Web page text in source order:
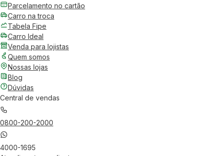
Parcelamento no cartão
Carro na troca
Tabela Fipe
Carro Ideal
Venda para lojistas
Quem somos
Nossas lojas
Blog
Dúvidas
Central de vendas
0800-200-2000
4000-1695